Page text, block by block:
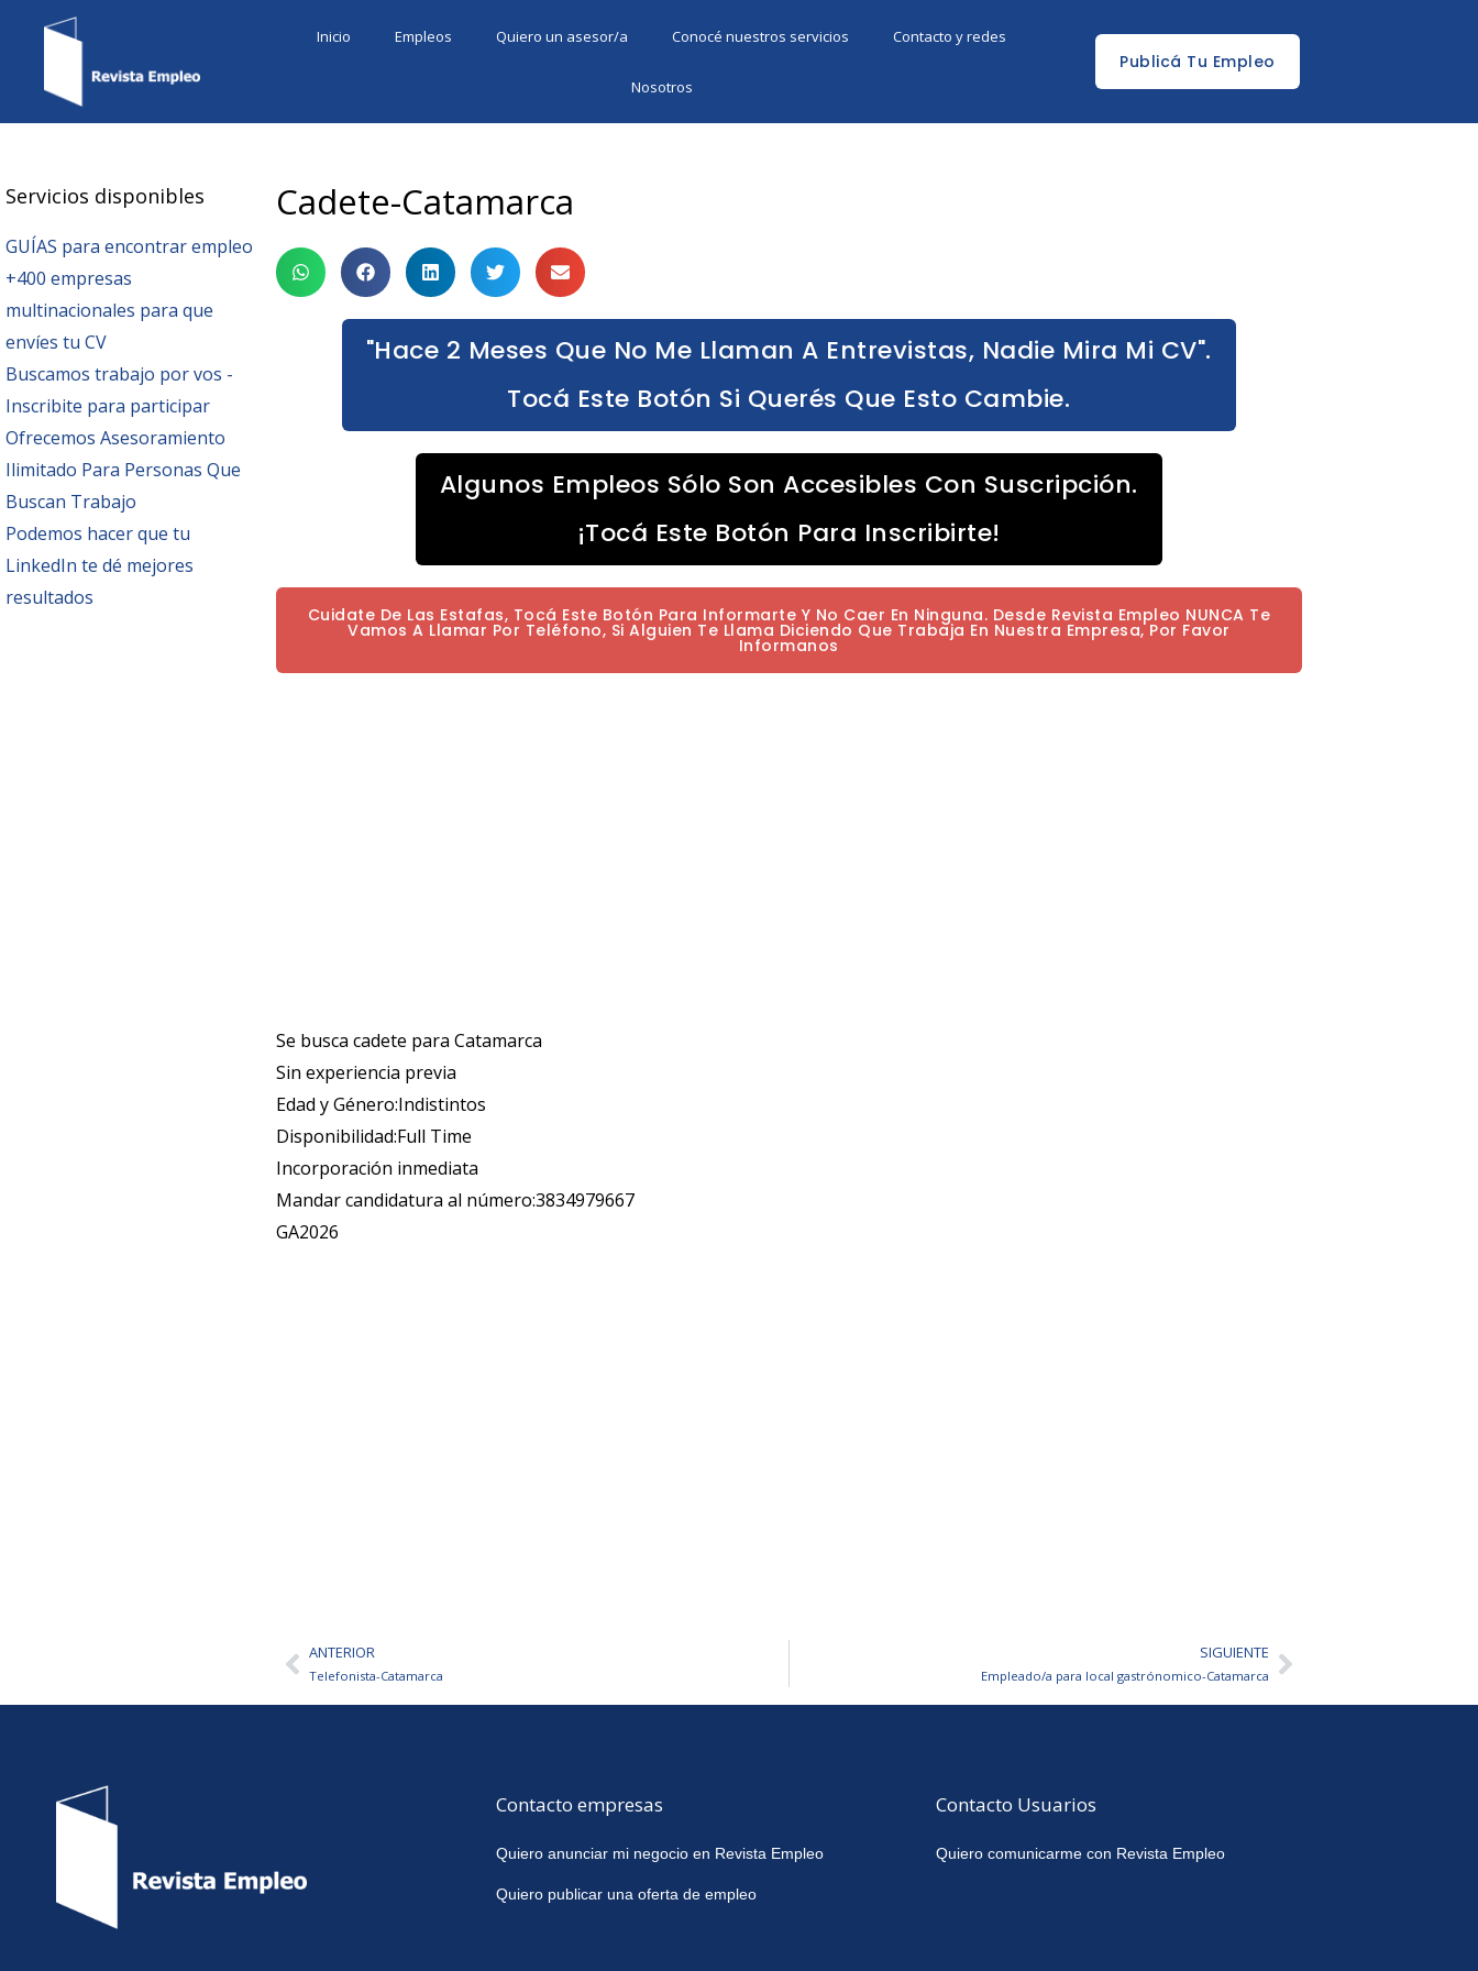
Inicio Empleos Quiero un asesor/a Conocé nuestros servicios Contacto y redes
Nosotros
Publicá Tu Empleo
Servicios disponibles
GUÍAS para encontrar empleo
+400 empresas
multinacionales para que
envíes tu CV
Buscamos trabajo por vos -
Inscribite para participar
Ofrecemos Asesoramiento
Ilimitado Para Personas Que
Buscan Trabajo
Podemos hacer que tu
LinkedIn te dé mejores
resultados
Cadete-Catamarca
"Hace 2 Meses Que No Me Llaman A Entrevistas, Nadie Mira Mi CV".
Tocá Este Botón Si Querés Que Esto Cambie.
Algunos Empleos Sólo Son Accesibles Con Suscripción.
¡Tocá Este Botón Para Inscribirte!
Cuidate De Las Estafas, Tocá Este Botón Para Informarte Y No Caer En Ninguna. Desde Revista Empleo NUNCA Te
Vamos A Llamar Por Teléfono, Si Alguien Te Llama Diciendo Que Trabaja En Nuestra Empresa, Por Favor
Informanos
Se busca cadete para Catamarca
Sin experiencia previa
Edad y Género:Indistintos
Disponibilidad:Full Time
Incorporación inmediata
Mandar candidatura al número:3834979667
GA2026
AntANTERIOR
Telefonista-Catamarca
SIGUIENTE
Empleado/a para local gastrónomico-CatamarcaSiguiente
Contacto empresas
Quiero anunciar mi negocio en Revista Empleo
Quiero publicar una oferta de empleo
Contacto Usuarios
Quiero comunicarme con Revista Empleo